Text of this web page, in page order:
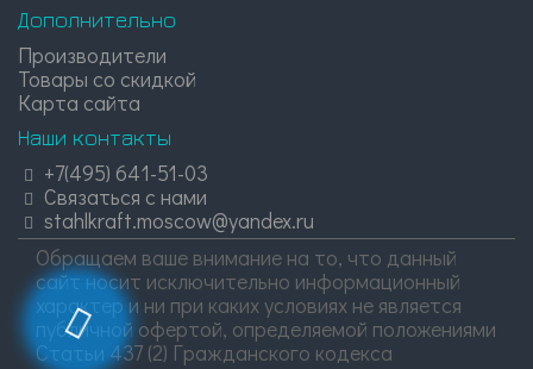
Дополнительно
Производители
Товары со скидкой
Карта сайта
Наши контакты
+7(495) 641-51-03
Связаться с нами
stahlkraft.moscow@yandex.ru
Обращаем ваше внимание на то, что данный
сайт носит исключительно информационный
характер и ни при каких условиях не является
публичной офертой, определяемой положениями
Статьи 437 (2) Гражданского кодекса